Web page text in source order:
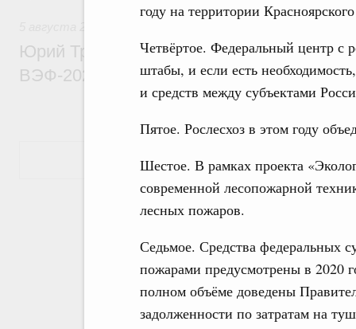
году на территории
Четвёртое. Федеральный центр с
штабы, и если есть
и средств между субъектами
Пятое. Рослесхоз в этом году
Шестое. В рамках проекта
современной лесопожарной
лесных пожаров.
Седьмое. Средства федеральных
пожарами предусмотрены в 2020
полном объёме доведены
задолженности по затратам на
Юрий Трутнев: Опубликована
ВЭФ-2026
Показать еще